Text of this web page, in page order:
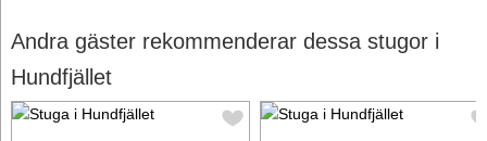
Andra gäster rekommenderar dessa stugor i
Hundfjället